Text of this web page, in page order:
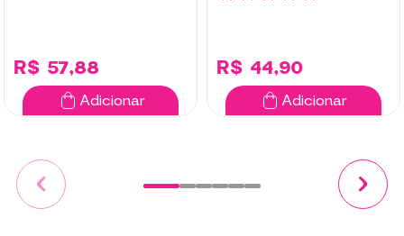
R$ 57,88
Adicionar
R$ 44,90
Adicionar